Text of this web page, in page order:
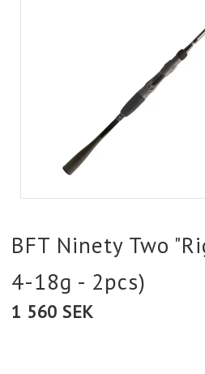
BFT Ninety Two
4-18g - 2pcs)
1 560 SEK